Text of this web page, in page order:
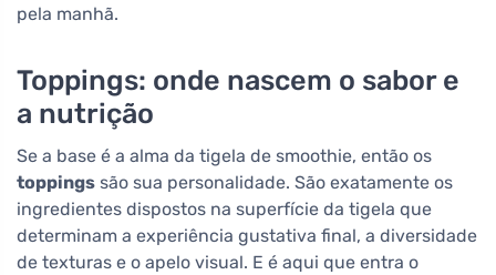
pela manhã.
Toppings: onde nascem o sabor e
a nutrição
Se a base é a alma da tigela de smoothie, então os
toppings são sua personalidade. São exatamente os
ingredientes dispostos na superfície da tigela que
determinam a experiência gustativa final, a diversidade
de texturas e o apelo visual. E é aqui que entra o